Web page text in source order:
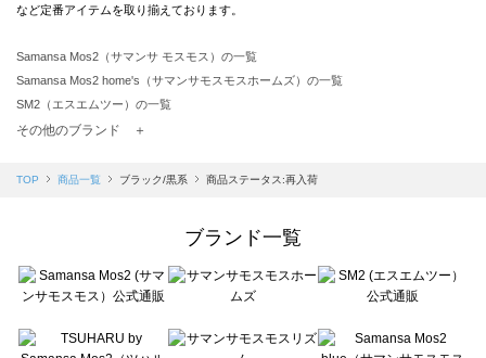
など定番アイテムを取り揃えております。
Samansa Mos2（サマンサ モスモス）の一覧
Samansa Mos2 home's（サマンサモスモスホームズ）の一覧
SM2（エスエムツー）の一覧
TSUHARU by Samansa Mos2（ツハルバイサマンサモスモス）の一覧
Samansa Mos2 blue（サマンサモスモス ブルー）の一覧
Te chichi（テチチ）の一覧
Te chichi CLASSIC（テチチ クラシック）の一覧
Lugnoncure（ルノンキュール）の一覧
その他のブランド ＋
TOP 商品一覧 ブラック/黒系 商品ステータス:再入荷
ブランド一覧